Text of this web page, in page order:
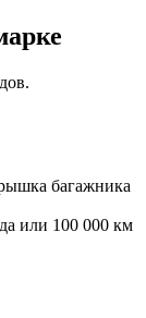
багажника
или 100 000 км